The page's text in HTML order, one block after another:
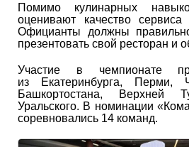
Помимо кулинарных
оценивают качество сервиса
Официанты должны
презентовать свой ресторан и
Участие в чемпионате
из Екатеринбурга, Перми,
Башкортостана, Верхней
Уральского. В номинации
соревновались 14 команд.